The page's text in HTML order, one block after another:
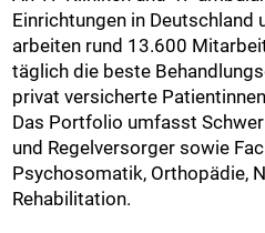
Einrichtungen in Deutschland
arbeiten rund 13.600
täglich die beste
privat versicherte
Das Portfolio umfasst
und Regelversorger sowie
Psychosomatik, Orthopädie,
Rehabilitation.